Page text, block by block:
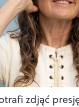
zdjąć